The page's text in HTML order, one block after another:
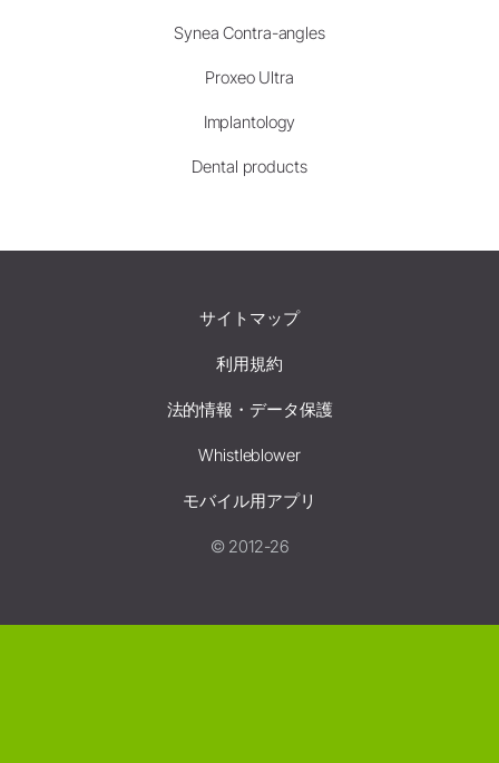
Synea Contra-angles
Proxeo Ultra
Implantology
Dental products
サイトマップ
利用規約
法的情報・データ保護
Whistleblower
モバイル用アプリ
© 2012-26